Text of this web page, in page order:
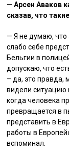
— Арсен Аваков
сказав, что
— Я не думаю, что
слабо себе
Бельгии в
допускаю, что
– да, это правда,
видели ситуацию
когда человека
превращается в
представить в
работы в
вспоминал.